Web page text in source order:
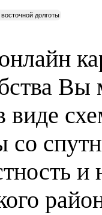
восточной долготы
Вы
виде
со